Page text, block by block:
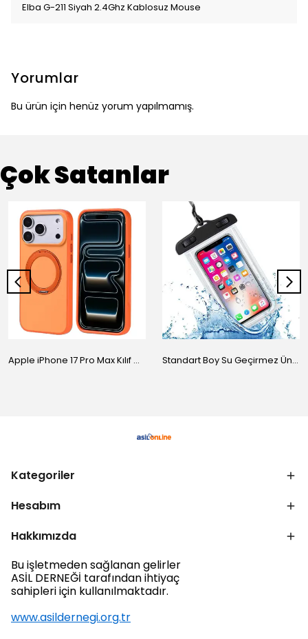
Elba G-211 Siyah 2.4Ghz Kablosuz Mouse
Yorumlar
Bu ürün için henüz yorum yapılmamış.
Çok Satanlar
Apple iPhone 17 Pro Max Kılıf M-Safe Şarj Özellikli Standlı Zore Proton Silikon Kapak Standart Boy Su Geçirmez Üniversal Kılıf
Kategoriler
Hesabım
Hakkımızda
Bu işletmeden sağlanan gelirler
ASİL DERNEĞİ tarafından ihtiyaç
sahipleri için kullanılmaktadır.
www.asildernegi.org.tr